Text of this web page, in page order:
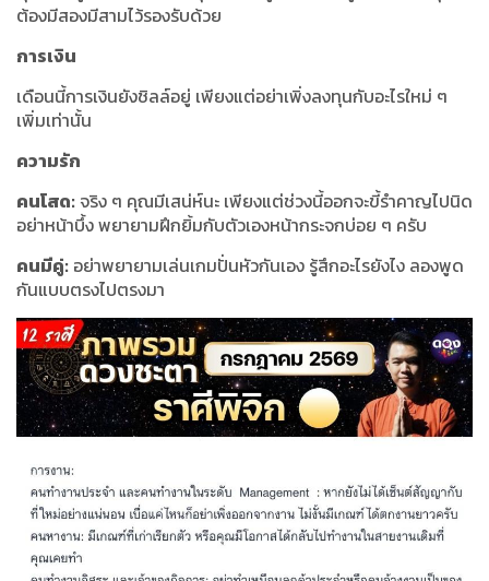
ต้องมีสองมีสามไว้รองรับด้วย
การเงิน
เดือนนี้การเงินยังชิลล์อยู่ เพียงแต่อย่าเพิ่งลงทุนกับอะไรใหม่ ๆ
เพิ่มเท่านั้น
ความรัก
คนโสด:จริง ๆ คุณมีเสน่ห์นะ เพียงแต่ช่วงนี้ออกจะขี้รำคาญไปนิด
อย่าหน้าบึ้ง พยายามฝึกยิ้มกับตัวเองหน้ากระจกบ่อย ๆ ครับ
คนมีคู่: อย่าพยายามเล่นเกมปั่นหัวกันเอง รู้สึกอะไรยังไง ลองพูด
กันแบบตรงไปตรงมา